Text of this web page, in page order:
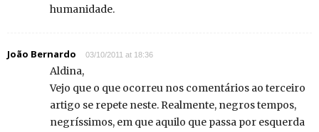
humanidade.
João Bernardo 03/10/2011 at 18:36
Aldina,
Vejo que o que ocorreu nos comentários ao terceiro
artigo se repete neste. Realmente, negros tempos,
negríssimos, em que aquilo que passa por esquerda